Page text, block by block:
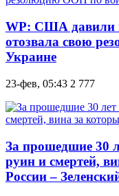
WP: США давили
отозвала свою
Украине
23-фев, 05:43 2 777
За прошедшие 30
руин и смертей,
России –